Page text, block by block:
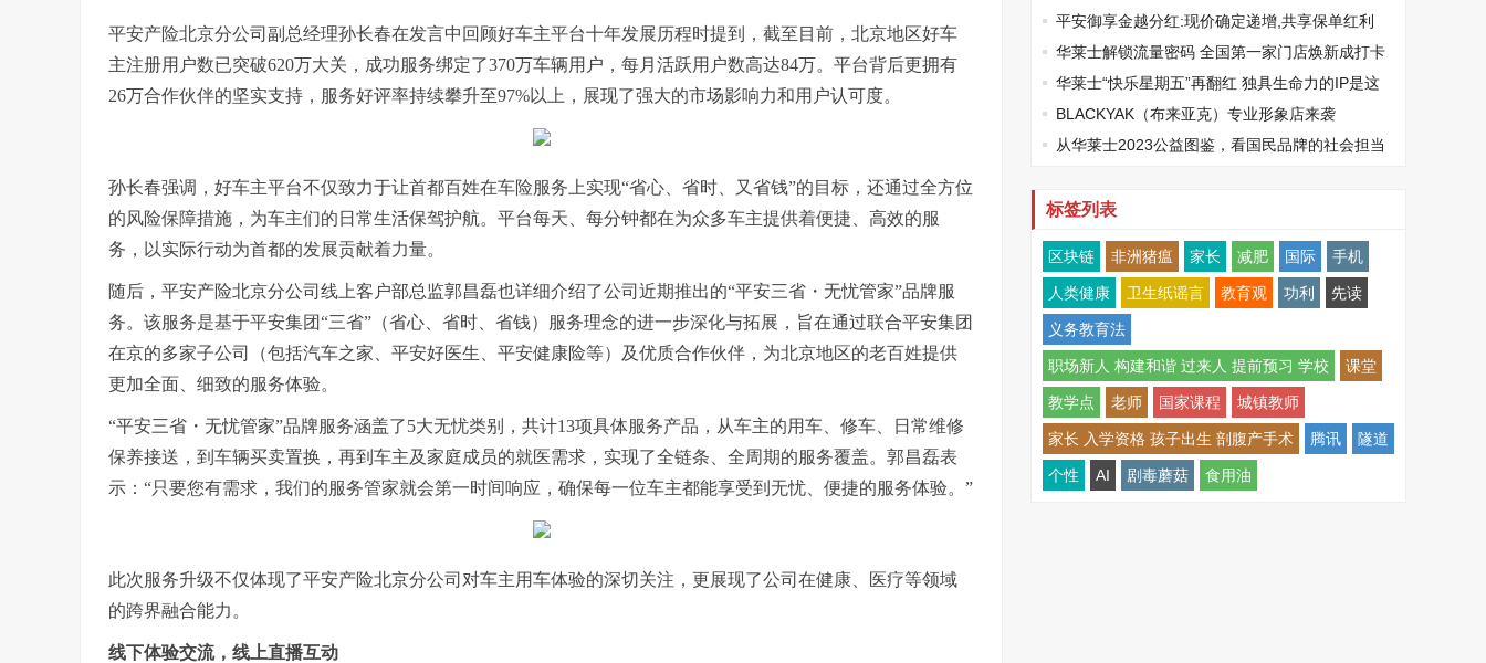
平安产险北京分公司副总经理孙长春在发言中回顾好车主平台十年发展历程时提到，截至目前，北京地区好车
主注册用户数已突破620万大关，成功服务绑定了370万车辆用户，每月活跃用户数高达84万。平台背后更拥有
26万合作伙伴的坚实支持，服务好评率持续攀升至97%以上，展现了强大的市场影响力和用户认可度。
孙长春强调，好车主平台不仅致力于让首都百姓在车险服务上实现“省心、省时、又省钱”的目标，还通过全方位
的风险保障措施，为车主们的日常生活保驾护航。平台每天、每分钟都在为众多车主提供着便捷、高效的服
务，以实际行动为首都的发展贡献着力量。
随后，平安产险北京分公司线上客户部总监郭昌磊也详细介绍了公司近期推出的“平安三省・无忧管家”品牌服
务。该服务是基于平安集团“三省”（省心、省时、省钱）服务理念的进一步深化与拓展，旨在通过联合平安集团
在京的多家子公司（包括汽车之家、平安好医生、平安健康险等）及优质合作伙伴，为北京地区的老百姓提供
更加全面、细致的服务体验。
“平安三省・无忧管家”品牌服务涵盖了5大无忧类别，共计13项具体服务产品，从车主的用车、修车、日常维修
保养接送，到车辆买卖置换，再到车主及家庭成员的就医需求，实现了全链条、全周期的服务覆盖。郭昌磊表
示：“只要您有需求，我们的服务管家就会第一时间响应，确保每一位车主都能享受到无忧、便捷的服务体验。”
此次服务升级不仅体现了平安产险北京分公司对车主用车体验的深切关注，更展现了公司在健康、医疗等领域
的跨界融合能力。
线下体验交流，线上直播互动
值的完美结合
平安御享金越分红:现价确定递增,共享保单红利
华莱士解锁流量密码 全国第一家门店焕新成打卡
胜地华莱士“快乐星期五”再翻红 独具生命力的IP是这
样“炼”成的
BLACKYAK（布来亚克）专业形象店来袭
从华莱士2023公益图鉴，看国民品牌的社会担当
标签列表
区块链 非洲猪瘟 家长 减肥 国际 手机
人类健康 卫生纸谣言 教育观 功利 先读
义务教育法
职场新人 构建和谐 过来人 提前预习 学校 课堂
教学点 老师 国家课程 城镇教师
家长 入学资格 孩子出生 剖腹产手术 腾讯 隧道
个性 AI 剧毒蘑菇 食用油